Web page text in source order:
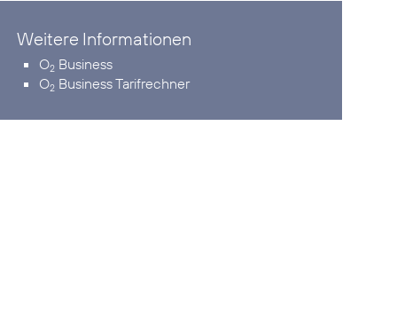
Weitere Informationen
O2 Business
O2 Business Tarifrechner